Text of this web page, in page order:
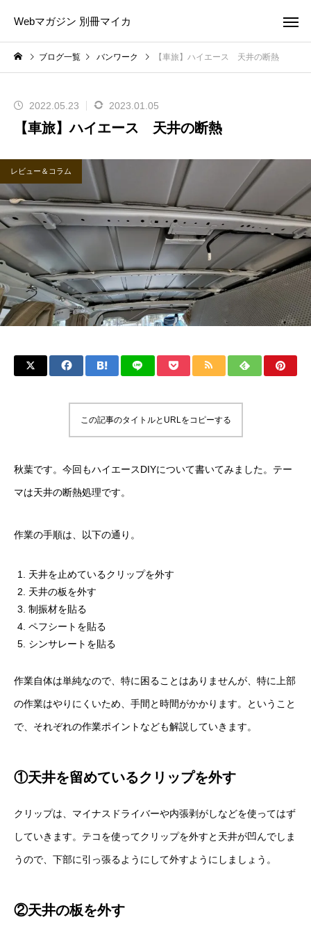
Webマガジン 別冊マイカ
ブログ一覧 バンワーク 【車旅】ハイエース 天井の断熱
2022.05.23 2023.01.05
【車旅】ハイエース 天井の断熱
レビュー＆コラム
この記事のタイトルとURLをコピーする
秋葉です。今回もハイエースDIYについて書いてみました。テー
マは天井の断熱処理です。
作業の手順は、以下の通り。
天井を止めているクリップを外す
天井の板を外す
制振材を貼る
ペフシートを貼る
シンサレートを貼る
作業自体は単純なので、特に困ることはありませんが、特に上部
の作業はやりにくいため、手間と時間がかかります。ということ
で、それぞれの作業ポイントなども解説していきます。
①天井を留めているクリップを外す
クリップは、マイナスドライバーや内張剥がしなどを使ってはず
していきます。テコを使ってクリップを外すと天井が凹んでしま
うので、下部に引っ張るようにして外すようにしましょう。
②天井の板を外す